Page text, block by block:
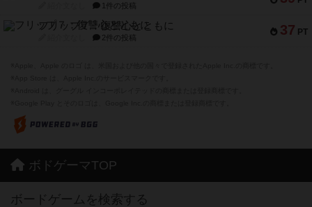
1件の投稿
37 PT
フリップ７：復讐心とともに
2件の投稿
ボドゲーマTOP
ボードゲームを検索する